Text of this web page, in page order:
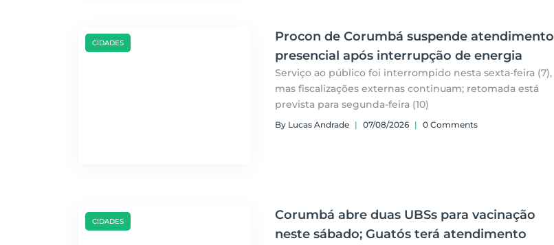
CIDADES
Procon de Corumbá suspende atendimento
presencial após interrupção de energia
Serviço ao público foi interrompido nesta sexta-feira (7),
mas fiscalizações externas continuam; retomada está
prevista para segunda-feira (10)
By Lucas Andrade | 07/08/2026 | 0 Comments
CIDADES
Corumbá abre duas UBSs para vacinação
neste sábado; Guatós terá atendimento